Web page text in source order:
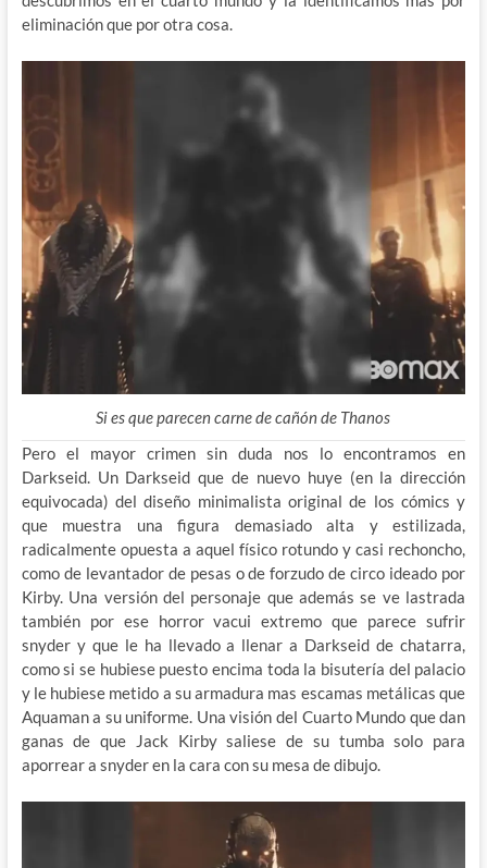
eliminación que por otra cosa.
Si es que parecen carne de cañón de Thanos
Pero el mayor crimen sin duda nos lo encontramos en
Darkseid. Un Darkseid que de nuevo huye (en la dirección
equivocada) del diseño minimalista original de los cómics y
que muestra una figura demasiado alta y estilizada,
radicalmente opuesta a aquel físico rotundo y casi rechoncho,
como de levantador de pesas o de forzudo de circo ideado por
Kirby. Una versión del personaje que además se ve lastrada
también por ese horror vacui extremo que parece sufrir
snyder y que le ha llevado a llenar a Darkseid de chatarra,
como si se hubiese puesto encima toda la bisutería del palacio
y le hubiese metido a su armadura mas escamas metálicas que
Aquaman a su uniforme. Una visión del Cuarto Mundo que dan
ganas de que Jack Kirby saliese de su tumba solo para
aporrear a snyder en la cara con su mesa de dibujo.